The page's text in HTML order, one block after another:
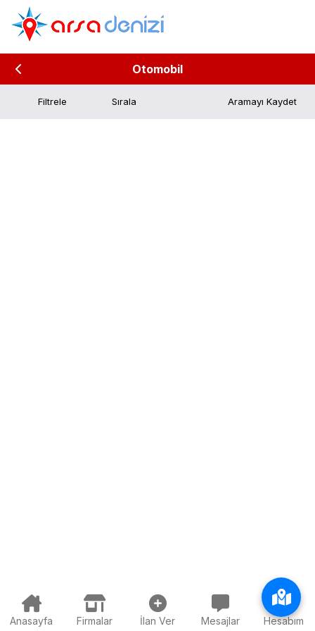
Otomobil
Filtrele Aramayı Kaydet
Anasayfa Firmalar İlan Ver Mesajlar Hesabım